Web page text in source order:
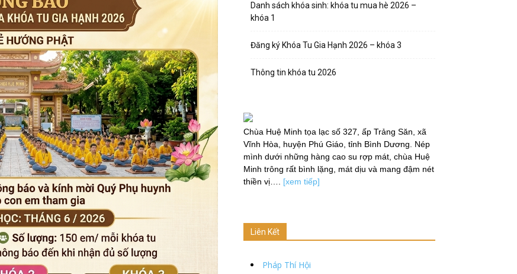
Danh sách khóa sinh: khóa tu mua hè 2026 –
khóa 1
Đăng ký Khóa Tu Gia Hạnh 2026 – khóa 3
Thông tin khóa tu 2026
Chùa Huệ Minh tọa lạc số 327, ấp Trảng Săn, xã
Vĩnh Hòa, huyện Phú Giáo, tỉnh Bình Dương. Nép
mình dưới những hàng cao su rợp mát, chùa Huệ
Minh trông rất bình lặng, mát dịu và mang đậm nét
thiền vị…. [xem tiếp]
Liên Kết
Pháp Thí Hội